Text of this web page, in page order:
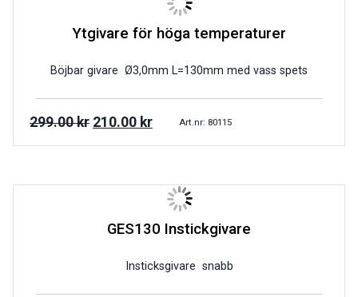
Ytgivare för höga temperaturer
Böjbar givare Ø3,0mm L=130mm med vass spets
299.00kr 210.00 kr Art.nr: 80115
GES130 Instickgivare
Insticksgivare snabb